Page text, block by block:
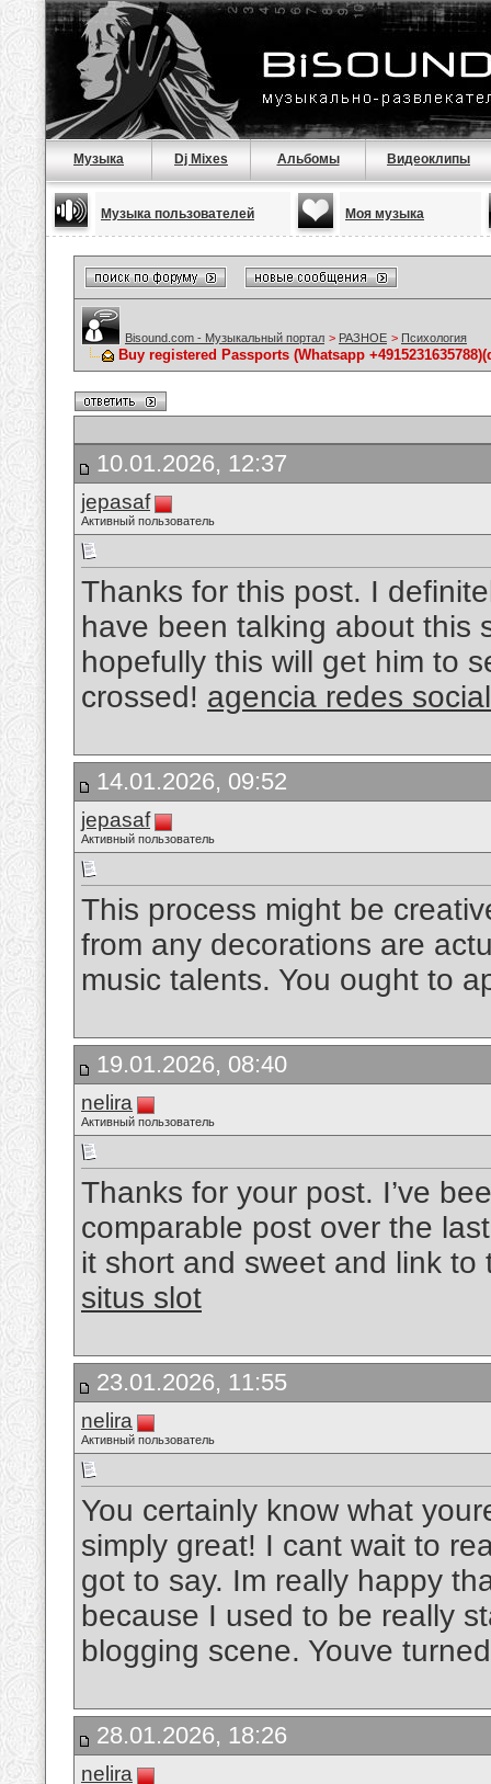
Музыка Dj Mixes Альбомы Видеоклипы
Музыка пользователей Моя музыка
Bisound.com - Музыкальный портал > РАЗНОЕ > Психология
Buy registered Passports (Whatsapp
10.01.2026, 12:37
jepasaf
Активный пользователь
Thanks for this post. I
have been talking about this
hopefully this will get him to
crossed! agencia redes
14.01.2026, 09:52
jepasaf
Активный пользователь
This process might be
from any decorations are
music talents. You ought to
19.01.2026, 08:40
nelira
Активный пользователь
Thanks for your post. I’ve
comparable post over the
it short and sweet and link
situs slot
23.01.2026, 11:55
nelira
Активный пользователь
You certainly know what
simply great! I cant wait to
got to say. Im really happy
because I used to be really
blogging scene. Youve
28.01.2026, 18:26
nelira